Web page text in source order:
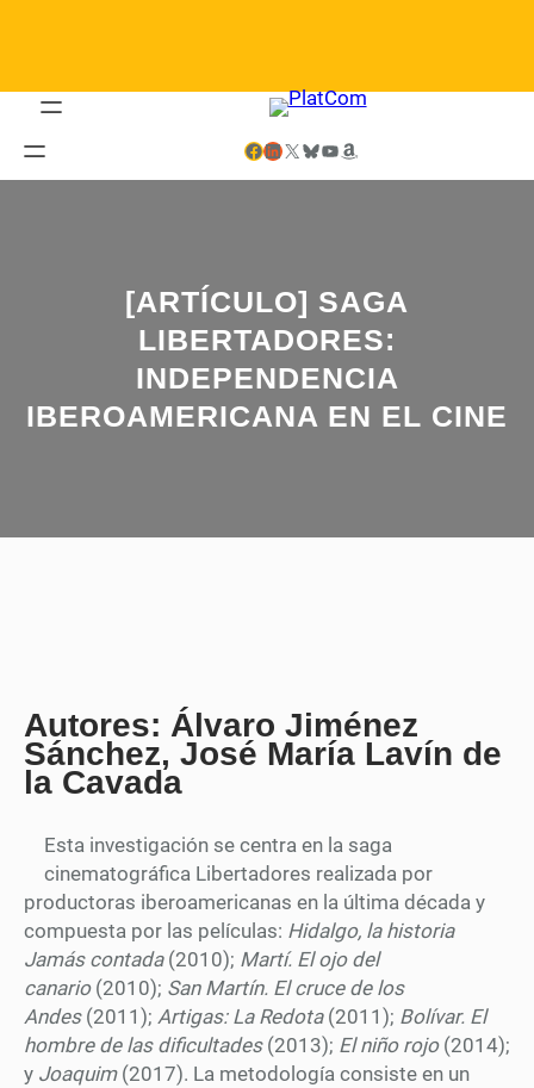
Facebook LinkedIn X Bluesky YouTube Amazon
[ARTÍCULO] SAGA
LIBERTADORES:
INDEPENDENCIA
IBEROAMERICANA EN EL CINE
Autores: Álvaro Jiménez
Sánchez, José María Lavín de
la Cavada
Esta investigación se centra en la saga
cinematográfica Libertadores realizada por
productoras iberoamericanas en la última década y
compuesta por las películas: Hidalgo, la historia
Jamás contada(2010); Martí. El ojo del
canario(2010); San Martín. El cruce de los
Andes(2011); Artigas: La Redota(2011); Bolívar. El
hombre de las dificultades(2013); El niño rojo(2014);
y Joaquim(2017). La metodología consiste en un